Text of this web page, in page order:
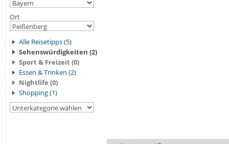
Ort
Alle Reisetipps (5)
Sehenswürdigkeiten (2)
Sport & Freizeit (0)
Essen & Trinken (2)
Nightlife (0)
Shopping (1)